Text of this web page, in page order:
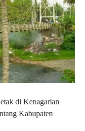
di Kenagarian
Kabupaten